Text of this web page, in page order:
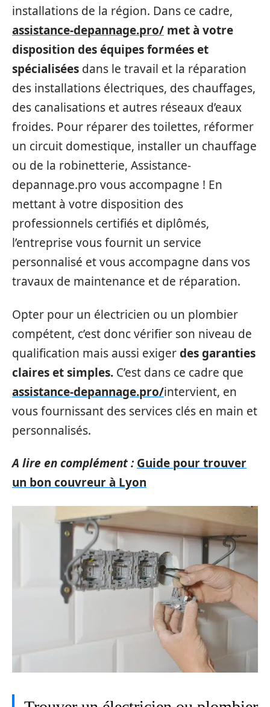
installations de la région. Dans ce cadre,
assistance-depannage.pro/ met à votre
disposition des équipes formées et
spécialisées dans le travail et la réparation
des installations électriques, des chauffages,
des canalisations et autres réseaux d’eaux
froides. Pour réparer des toilettes, réformer
un circuit domestique, installer un chauffage
ou de la robinetterie, Assistance-
depannage.pro vous accompagne ! En
mettant à votre disposition des
professionnels certifiés et diplômés,
l’entreprise vous fournit un service
personnalisé et vous accompagne dans vos
travaux de maintenance et de réparation.
Opter pour un électricien ou un plombier
compétent, c’est donc vérifier son niveau de
qualification mais aussi exigerdes garanties
claires et simples. C’est dans ce cadre que
assistance-depannage.pro/intervient, en
vous fournissant des services clés en main et
personnalisés.
A lire en complément : Guide pour trouver
un bon couvreur à Lyon